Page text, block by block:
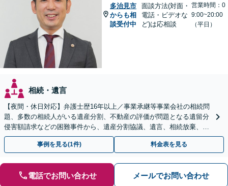
多治見市
からも相
談受付中
面談方法(対面・
電話・ビデオな
ど)は応相談
営業時間：0
9:00~20:00
（平日）
相続・遺言
【夜間・休日対応】弁護士歴16年以上／事業承継等事業会社の相続問
題、多数の相続人がいる遺産分割、不動産の評価が問題となる遺留分
侵害額請求などの困難事件から、遺産分割協議、遺言、相続放棄、使
途不明金の調査まで、全般の経験豊富【JR草津駅2分】
事例を見る(1件) 料金表を見る
電話でお問い合わせ メールでお問い合わせ